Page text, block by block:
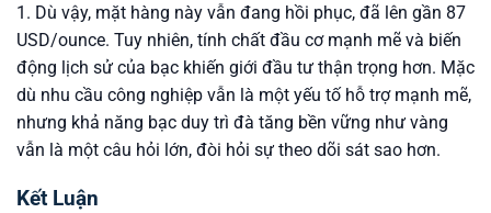
1. Dù vậy, mặt hàng này vẫn đang hồi phục, đã lên gần 87
USD/ounce. Tuy nhiên, tính chất đầu cơ mạnh mẽ và biến
động lịch sử của bạc khiến giới đầu tư thận trọng hơn. Mặc
dù nhu cầu công nghiệp vẫn là một yếu tố hỗ trợ mạnh mẽ,
nhưng khả năng bạc duy trì đà tăng bền vững như vàng
vẫn là một câu hỏi lớn, đòi hỏi sự theo dõi sát sao hơn.
Kết Luận